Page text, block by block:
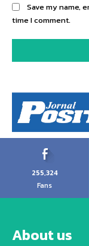
Save my name,
time I comment.
255,324
Fans
About us